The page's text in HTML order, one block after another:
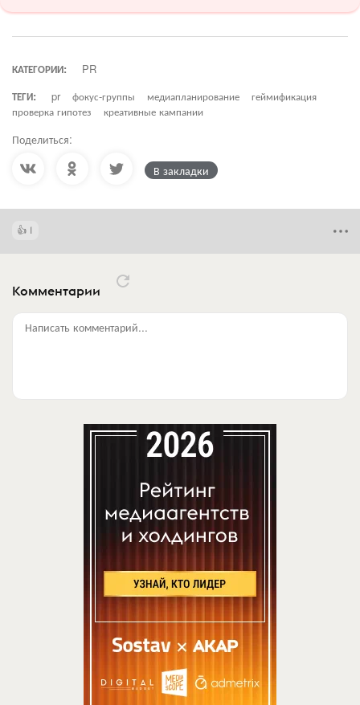
КАТЕГОРИИ:
PR
ТЕГИ:
pr фокус-группы медиапланирование
геймификация
проверка гипотез
креативные кампании
Поделиться:
В закладки
1
Комментарии
Написать комментарий...